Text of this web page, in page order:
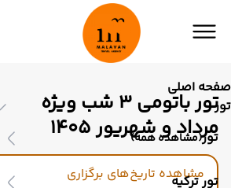
صفحه اصلی
تور
تور(مشاهده همه)
تور ترکیه
تور باتومی 3 شب ویژه
مرداد و شهریور 1405
مشاهده تاریخ‌های برگزاری